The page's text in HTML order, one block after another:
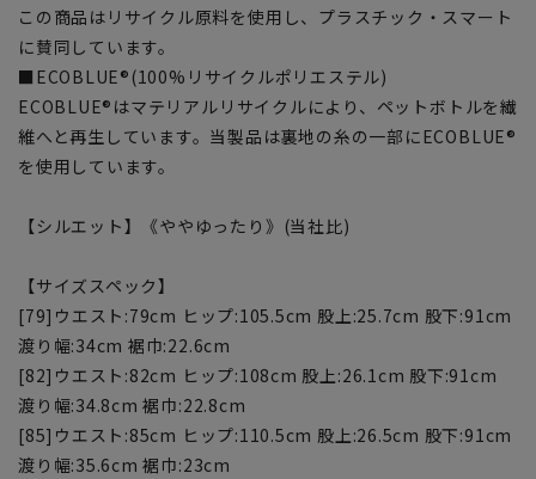
この商品はリサイクル原料を使用し、プラスチック・スマート
に賛同しています。
■ECOBLUE®(100%リサイクルポリエステル)
ECOBLUE®はマテリアルリサイクルにより、ペットボトルを繊
維へと再生しています。当製品は裏地の糸の一部にECOBLUE®
を使用しています。
【シルエット】《ややゆったり》(当社比)
【サイズスペック】
[79]ウエスト:79cm ヒップ:105.5cm 股上:25.7cm 股下:91cm
渡り幅:34cm 裾巾:22.6cm
[82]ウエスト:82cm ヒップ:108cm 股上:26.1cm 股下:91cm
渡り幅:34.8cm 裾巾:22.8cm
[85]ウエスト:85cm ヒップ:110.5cm 股上:26.5cm 股下:91cm
渡り幅:35.6cm 裾巾:23cm